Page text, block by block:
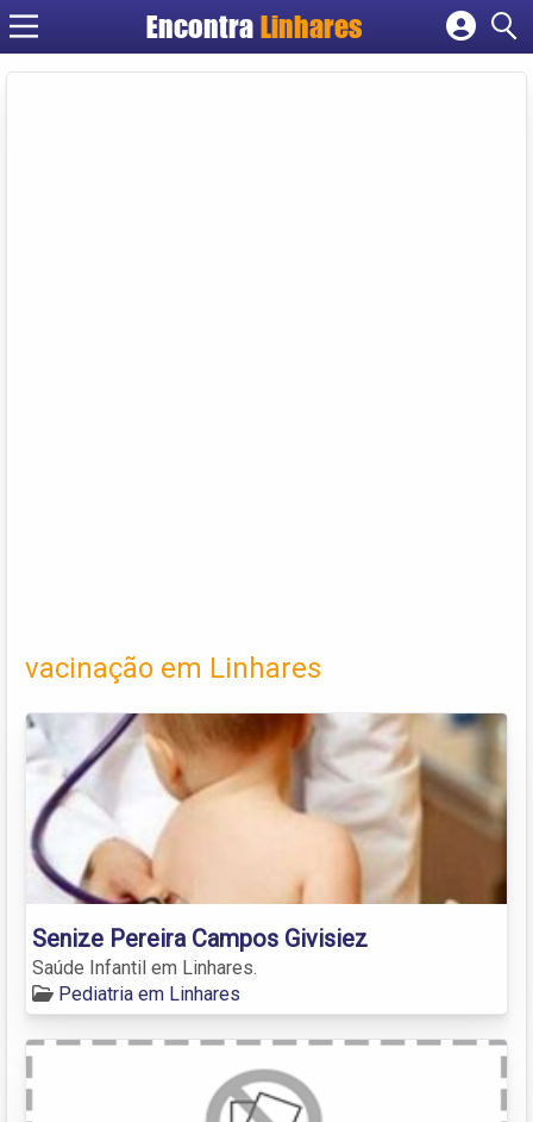
EncontraLinhares
Cadastrar empresa
vacinação em Linhares
Senize Pereira Campos Givisiez
Saúde Infantil em Linhares.
Pediatria em Linhares